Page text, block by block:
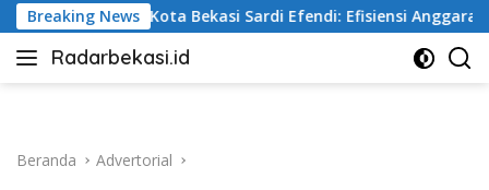
Langsung
ke
konten
Breaking News
Efendi: Efisiensi Anggaran Jangan Ganggu Pelayanan Publik
Radarbekasi.id
Berita
Beranda
Advertorial